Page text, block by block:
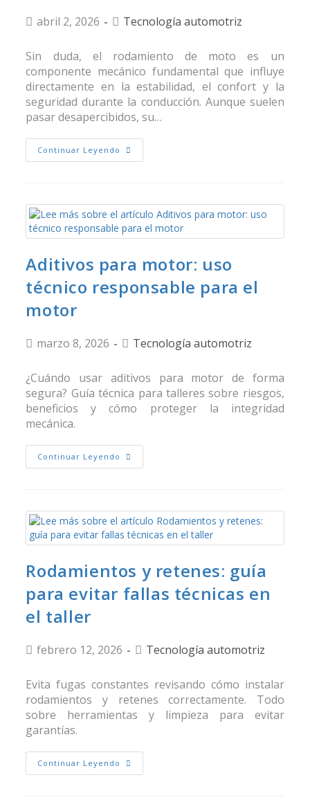
abril 2, 2026 Tecnología automotriz
Sin duda, el rodamiento de moto es un
componente mecánico fundamental que influye
directamente en la estabilidad, el confort y la
seguridad durante la conducción. Aunque suelen
pasar desapercibidos, su…
Continuar Leyendo
Aditivos para motor: uso
técnico responsable para el
motor
marzo 8, 2026 Tecnología automotriz
¿Cuándo usar aditivos para motor de forma
segura? Guía técnica para talleres sobre riesgos,
beneficios y cómo proteger la integridad
mecánica.
Continuar Leyendo
Rodamientos y retenes: guía
para evitar fallas técnicas en
el taller
febrero 12, 2026 Tecnología automotriz
Evita fugas constantes revisando cómo instalar
rodamientos y retenes correctamente. Todo
sobre herramientas y limpieza para evitar
garantías.
Continuar Leyendo